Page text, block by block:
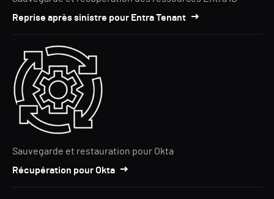
Reprise après sinistre pour Entra Tenant
Sauvegarde et restauration pour Okta
Récupération pour Okta